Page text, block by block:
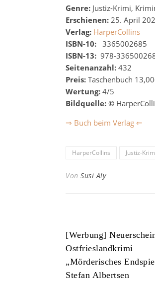
Genre: Justiz-Krimi,
Erschienen: 25. April
Verlag: HarperCollins
ISBN-10: 3365002685
ISBN-13: 978-
Seitenanzahl: 432
Preis: Taschenbuch
Wertung: 4/5
Bildquelle: ©
⇒ Buch beim Verlag ⇐
HarperCollins Justiz-
Von Susi Aly
[Werbung]
Ostfrieslandkrimi
„Mörderisches
Stefan Albertsen